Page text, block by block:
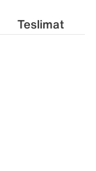
Teslimat